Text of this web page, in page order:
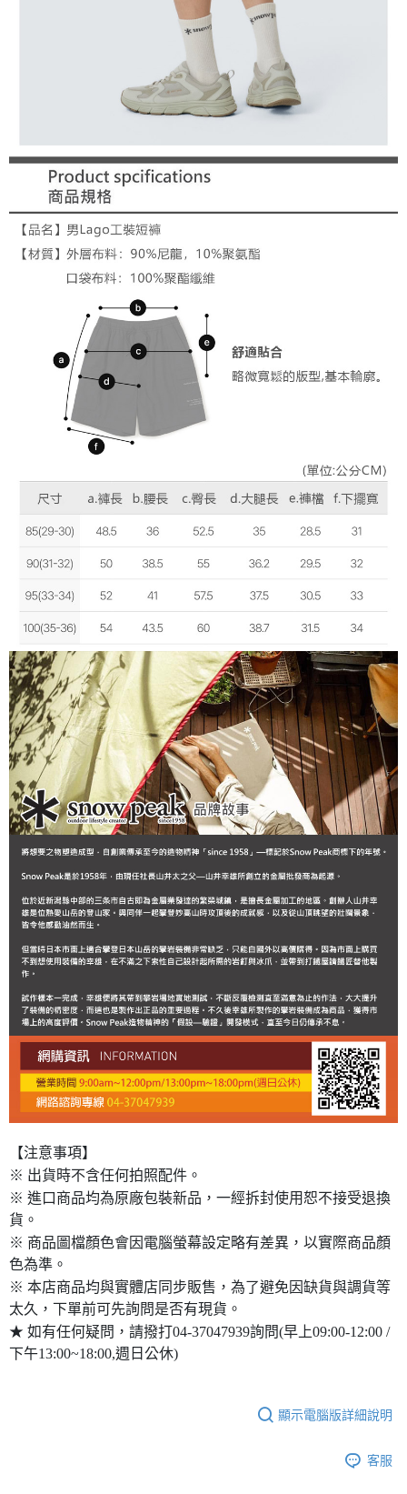
【注意事項】
※ 出貨時不含任何拍照配件。
※ 進口商品均為原廠包裝新品，一經拆封使用恕不接受退換
貨。
※ 商品圖檔顏色會因電腦螢幕設定略有差異，以實際商品顏
色為準。
※ 本店商品均與實體店同步販售，為了避免因缺貨與調貨等
太久，下單前可先詢問是否有現貨。
★ 如有任何疑問，請撥打04-37047939詢問(早上09:00-12:00 /
下午13:00~18:00,週日公休)
顯示電腦版詳細說明
客服